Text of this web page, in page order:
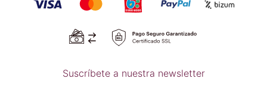
Suscríbete a nuestra newsletter